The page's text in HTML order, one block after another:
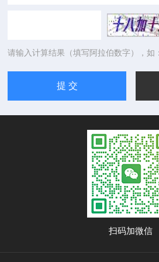
请输入计算结果（填写阿拉伯数字），如
扫码加微信